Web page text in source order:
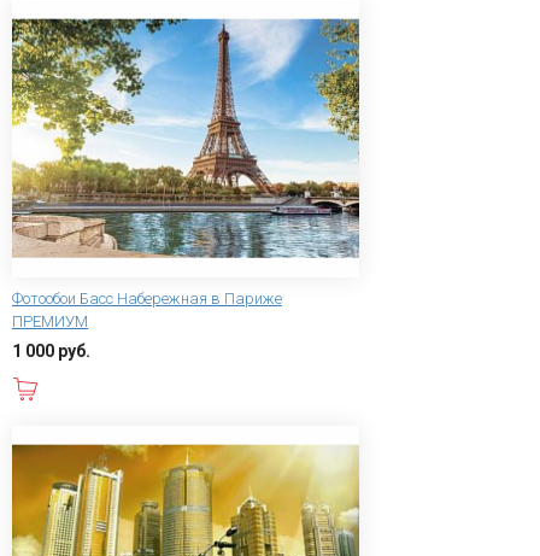
Фотообои Басс Набережная в Париже
ПРЕМИУМ
1 000 руб.